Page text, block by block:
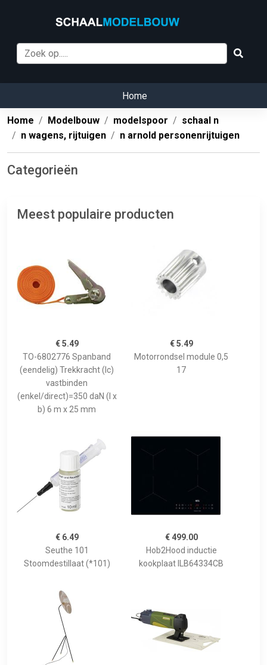
Home
Home Modelbouw modelspoor
schaal n
n wagens, rijtuigen
n arnold personenrijtuigen
Categorieën
Meest populaire producten
€ 5.49
TO-6802776 Spanband
(eendelig) Trekkracht (lc)
vastbinden
(enkel/direct)=350 daN (l x
b) 6 m x 25 mm
€ 5.49
Motorrondsel module 0,5
17
€ 6.49
Seuthe 101
Stoomdestillaat (*101)
€ 499.00
Hob2Hood inductie
kookplaat ILB64334CB